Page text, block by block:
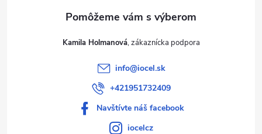
Kamila Holmanová
info@iocel.sk
+421951732409
Navštívte náš facebook
iocelcz